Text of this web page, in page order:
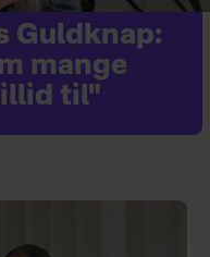
Guldknap:
mange
til"